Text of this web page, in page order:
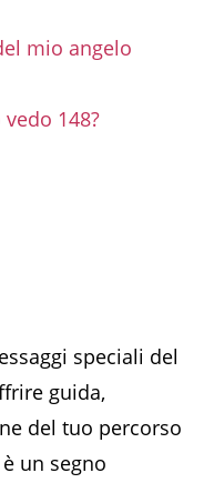
mio angelo
148?
speciali del
guida,
del tuo percorso
un segno